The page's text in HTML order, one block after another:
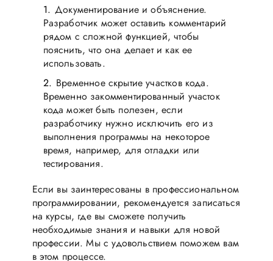
Документирование и объяснение.
Разработчик может оставить комментарий
рядом с сложной функцией, чтобы
пояснить, что она делает и как ее
использовать.
Временное скрытие участков кода.
Временно закомментированный участок
кода может быть полезен, если
разработчику нужно исключить его из
выполнения программы на некоторое
время, например, для отладки или
тестирования.
Если вы заинтересованы в профессиональном
программировании, рекомендуется записаться
на курсы, где вы сможете получить
необходимые знания и навыки для новой
профессии. Мы с удовольствием поможем вам
в этом процессе.